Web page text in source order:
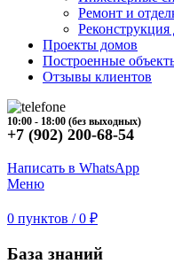
Ремонт и
Реконструкция
Проекты домов
Построенные
Отзывы клиентов
10:00 - 18:00 (без выходных)
+7 (902) 200-68-54
Написать в WhatsApp
Меню
0 пунктов / 0 ₽
База знаний